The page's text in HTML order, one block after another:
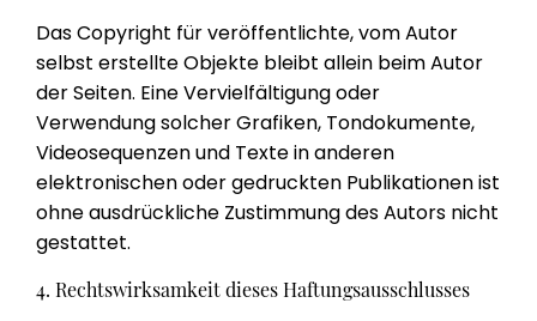
Das Copyright für veröffentlichte, vom Autor
selbst erstellte Objekte bleibt allein beim Autor
der Seiten. Eine Vervielfältigung oder
Verwendung solcher Grafiken, Tondokumente,
Videosequenzen und Texte in anderen
elektronischen oder gedruckten Publikationen ist
ohne ausdrückliche Zustimmung des Autors nicht
gestattet.
4. Rechtswirksamkeit dieses Haftungsausschlusses